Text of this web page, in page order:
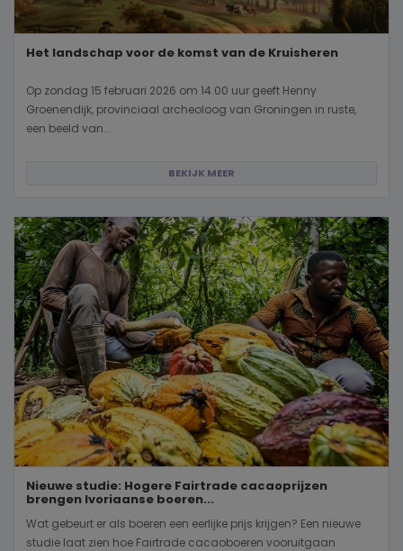
Het landschap voor de komst van de Kruisheren
Op zondag 15 februari 2026 om 14.00 uur geeft Henny
Groenendijk, provinciaal archeoloog van Groningen in ruste,
een beeld van...
BEKIJK MEER
Nieuwe studie: Hogere Fairtrade cacaoprijzen
brengen Ivoriaanse boeren...
Wat gebeurt er als boeren een eerlijke prijs krijgen? Een nieuwe
studie laat zien hoe Fairtrade cacaoboeren vooruitgaan